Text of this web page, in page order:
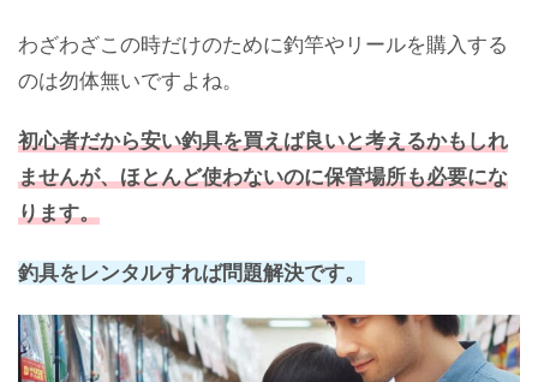
わざわざこの時だけのために釣竿やリールを購入する
のは勿体無いですよね。
初心者だから安い釣具を買えば良いと考えるかもしれ
ませんが、ほとんど使わないのに保管場所も必要にな
ります。
釣具をレンタルすれば問題解決です。